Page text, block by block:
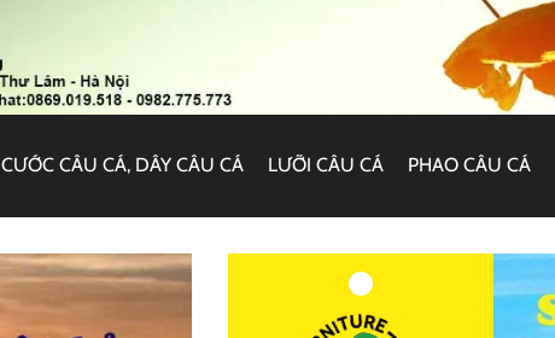
CƯỚC CÂU CÁ, DÂY CÂU CÁ LƯỠI CÂU CÁ PHAO CÂU CÁ